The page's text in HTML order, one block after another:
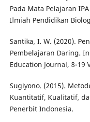
Pada Mata Pelajaran
Ilmiah Pendidikan
Santika, I. W. (2020).
Pembelajaran Daring.
Education Journal, 8-19
Sugiyono. (2015).
Kuantitatif, Kualitatif,
Penerbit Indonesia.